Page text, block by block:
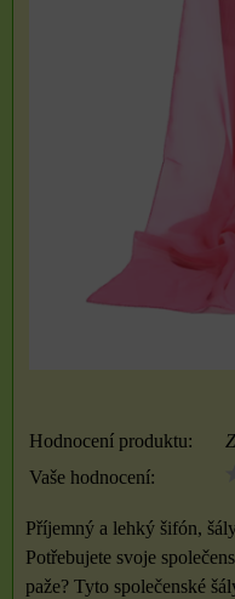
Hodnocení produktu:
Vaše hodnocení:
Příjemný a lehký šifón,
Potřebujete svoje
paže? Tyto společenské